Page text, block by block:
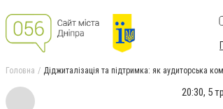
Головна Діджиталізація та підтримка: як аудиторська
20:30, 5